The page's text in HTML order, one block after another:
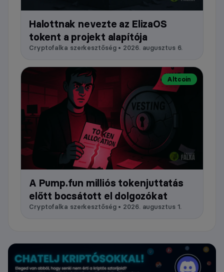
Halottnak nevezte az ElizaOS
tokent a projekt alapítója
Cryptofalka szerkesztőség • 2026. augusztus 6.
Altcoin
A Pump.fun milliós tokenjuttatás
előtt bocsátott el dolgozókat
Cryptofalka szerkesztőség • 2026. augusztus 1.